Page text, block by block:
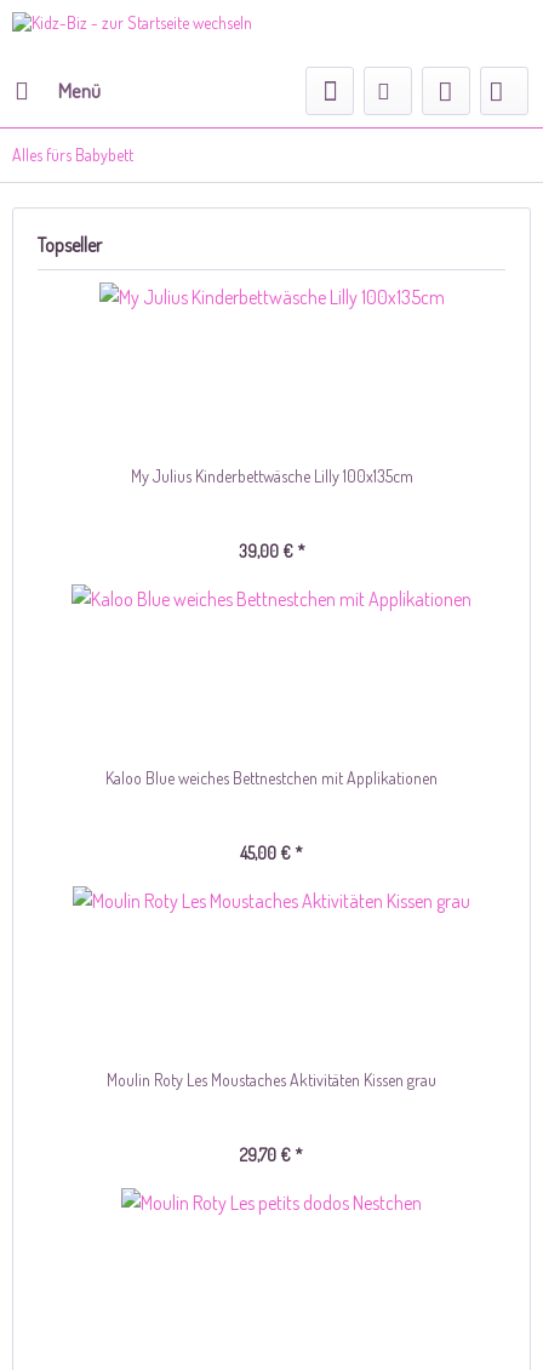
Menü
Alles fürs Babybett
Topseller
My Julius Kinderbettwäsche Lilly 100x135cm
39,00 € *
Kaloo Blue weiches Bettnestchen mit Applikationen
45,00 € *
Moulin Roty Les Moustaches Aktivitäten Kissen grau
29,70 € *